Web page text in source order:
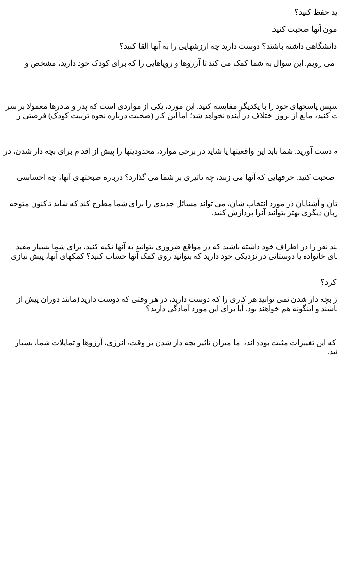
حفظ کنید؟
آنها صحبت کنید.
داشته باشند؟ دوست دارید چه ارزشهایی را به آنها القا کنید؟
رویم. این سوال به شما کمک می کند تا آرزوها و رویاهایی را که برای کودک خود دارید، مشخص و
سپس پاسخهای خود را با یکدیگر مقایسه کنید. این مورد، یکی از مواردی است که پدر و مادرها معمولا بر سر
کنید، مانع از بروز اختلاف در آینده نخواهد شد؛ اما این کار (صحبت درباره نحوه تربیت کودک) فرصتی را
شما باید این واقعیتها یا شاید در برخی موارد، محدودیتها را پیش از اقدام برای بچه دار شدن، در
کنید. حرفهایی که آنها می زنند، چه تاثیری بر شما می گذارد؟ درباره صبحتهای آنها، چه احساسی
و آشنایان در مورد انتخاب شان، می تواند مسائل جدیدی را برای شما مطرح کند که شاید تاکنون متوجه
دیگری بهتر بتوانید آنرا پردازش کنید.
را در اطراف خود داشته باشید که در مواقع ضروری بتوانید به آنها تکیه کنید، برای شما بسیار مفید
یا دوستانی در نزدیکی خود دارید که بتوانید روی کمک آنها حساب کنید؟ کمکهای آنها، پیش نیازی
دار شدن نمی توانید هر کاری را که دوست دارید، در هر وقتی که دوست دارید (مانند دوران پیش از
و اینگونه هم خواهند بود. آیا برای این مورد آمادگی دارید؟
تغییرات مثبت بوده اند، اما میزان تاثیر بچه دار شدن بر وقت، انرژی، آرزوها و تمایلات شما، بسیار